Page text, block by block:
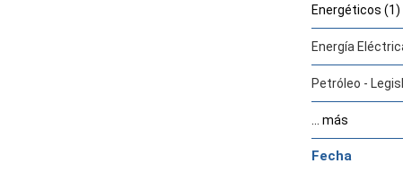
Energéticos (1)
Energía
Petróleo -
... más
Fecha